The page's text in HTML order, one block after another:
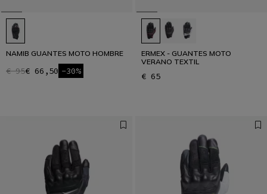
NAMIB GUANTES MOTO HOMBRE
€ 95€ 66,50 -30%
ERMEX - GUANTES MOTO
VERANO TEXTIL
€ 65